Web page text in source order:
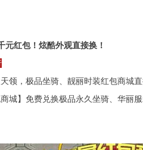
元红包！炫酷外观直接换！
领，极品坐骑、靓丽时装红包商城直
城】免费兑换极品永久坐骑、华丽